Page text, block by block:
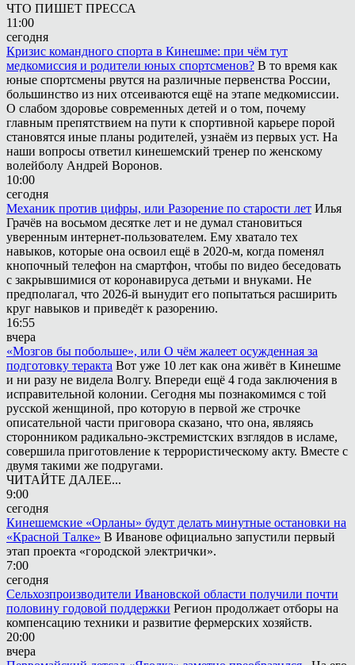
ЧТО ПИШЕТ ПРЕССА
11:00
сегодня
Кризис командного спорта в Кинешме: при чём тут
медкомиссия и родители юных спортсменов? В то время как
юные спортсмены рвутся на различные первенства России,
большинство из них отсеиваются ещё на этапе медкомиссии.
О слабом здоровье современных детей и о том, почему
главным препятствием на пути к спортивной карьере порой
становятся иные планы родителей, узнаём из первых уст. На
наши вопросы ответил кинешемский тренер по женскому
волейболу Андрей Воронов.
10:00
сегодня
Механик против цифры, или Разорение по старости лет Илья
Грачёв на восьмом десятке лет и не думал становиться
уверенным интернет-пользователем. Ему хватало тех
навыков, которые она освоил ещё в 2020-м, когда поменял
кнопочный телефон на смартфон, чтобы по видео беседовать
с закрывшимися от коронавируса детьми и внуками. Не
предполагал, что 2026-й вынудит его попытаться расширить
круг навыков и приведёт к разорению.
16:55
вчера
«Мозгов бы побольше», или О чём жалеет осужденная за
подготовку теракта Вот уже 10 лет как она живёт в Кинешме
и ни разу не видела Волгу. Впереди ещё 4 года заключения в
исправительной колонии. Сегодня мы познакомимся с той
русской женщиной, про которую в первой же строчке
описательной части приговора сказано, что она, являясь
сторонником радикально-экстремистских взглядов в исламе,
совершила приготовление к террористическому акту. Вместе с
двумя такими же подругами.
ЧИТАЙТЕ ДАЛЕЕ...
9:00
сегодня
Кинешемские «Орланы» будут делать минутные остановки на
«Красной Талке» В Иванове официально запустили первый
этап проекта «городской электрички».
7:00
сегодня
Сельхозпроизводители Ивановской области получили почти
половину годовой поддержки Регион продолжает отборы на
компенсацию техники и развитие фермерских хозяйств.
20:00
вчера